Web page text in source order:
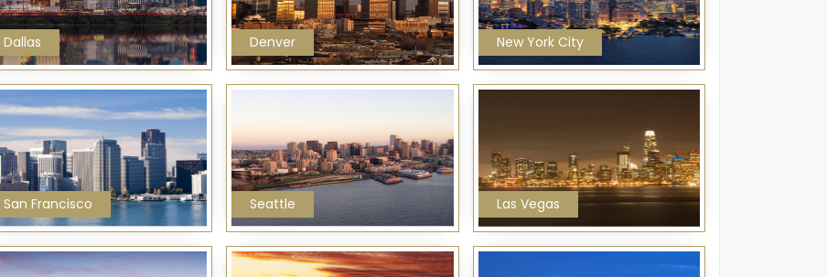
Dallas Denver New York City
San Francisco Seattle Las Vegas